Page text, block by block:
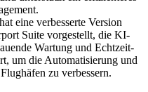
eine verbesserte Version
Suite vorgestellt, die KI-
Wartung und Echtzeit-
um die Automatisierung und
zu verbessern.